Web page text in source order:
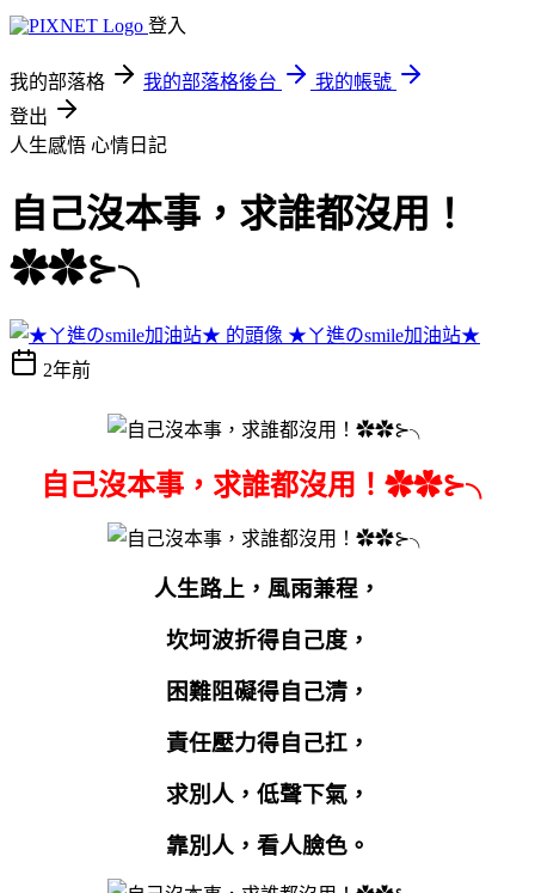
登入
我的部落格 我的部落格後台
我的帳號
登出
人生感悟 心情日記
自己沒本事，求誰都沒用！
✿✿⊱╮
★ㄚ進のsmile加油站★
2年前
自己沒本事，求誰都沒用！✿✿⊱╮
人生路上，風雨兼程，
坎坷波折得自己度，
困難阻礙得自己清，
責任壓力得自己扛，
求別人，低聲下氣，
靠別人，看人臉色。